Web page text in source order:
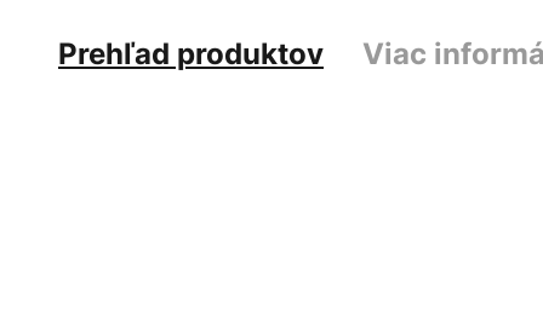
Prehľad produktov Viac